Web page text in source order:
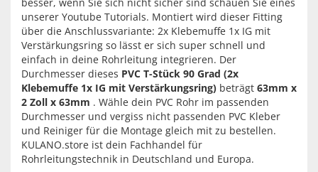
unserer Youtube Tutorials. Montiert wird dieser Fitting
über die Anschlussvariante: 2x Klebemuffe 1x IG mit
Verstärkungsring so lässt er sich super schnell und
einfach in deine Rohrleitung integrieren. Der
Durchmesser dieses PVC T-Stück 90 Grad (2x
Klebemuffe 1x IG mit Verstärkungsring) beträgt 63mm x
2 Zoll x 63mm . Wähle dein PVC Rohr im passenden
Durchmesser und vergiss nicht passenden PVC Kleber
und Reiniger für die Montage gleich mit zu bestellen.
KULANO.store ist dein Fachhandel für
Rohrleitungstechnik in Deutschland und Europa.